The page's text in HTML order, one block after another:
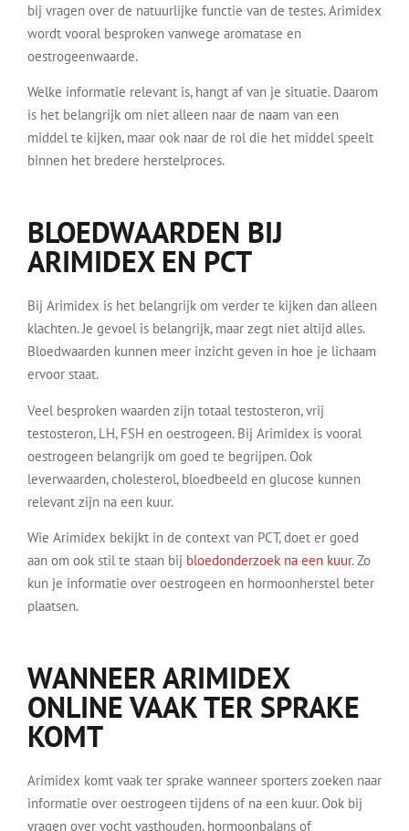
bij vragen over de natuurlijke functie van de testes. Arimidex
wordt vooral besproken vanwege aromatase en
oestrogeenwaarde.
Welke informatie relevant is, hangt af van je situatie. Daarom
is het belangrijk om niet alleen naar de naam van een
middel te kijken, maar ook naar de rol die het middel speelt
binnen het bredere herstelproces.
BLOEDWAARDEN BIJ
ARIMIDEX EN PCT
Bij Arimidex is het belangrijk om verder te kijken dan alleen
klachten. Je gevoel is belangrijk, maar zegt niet altijd alles.
Bloedwaarden kunnen meer inzicht geven in hoe je lichaam
ervoor staat.
Veel besproken waarden zijn totaal testosteron, vrij
testosteron, LH, FSH en oestrogeen. Bij Arimidex is vooral
oestrogeen belangrijk om goed te begrijpen. Ook
leverwaarden, cholesterol, bloedbeeld en glucose kunnen
relevant zijn na een kuur.
Wie Arimidex bekijkt in de context van PCT, doet er goed
aan om ook stil te staan bij bloedonderzoek na een kuur. Zo
kun je informatie over oestrogeen en hormoonherstel beter
plaatsen.
WANNEER ARIMIDEX
ONLINE VAAK TER SPRAKE
KOMT
Arimidex komt vaak ter sprake wanneer sporters zoeken naar
informatie over oestrogeen tijdens of na een kuur. Ook bij
vragen over vocht vasthouden, hormoonbalans of